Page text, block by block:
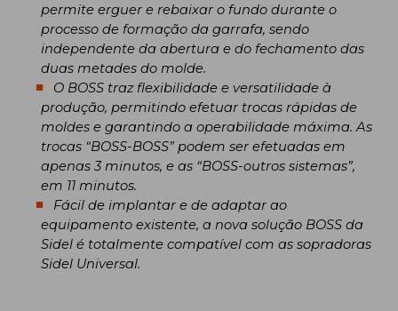
permite erguer e rebaixar o fundo durante o
processo de formação da garrafa, sendo
independente da abertura e do fechamento das
duas metades do molde.
O BOSS traz flexibilidade e versatilidade à
produção, permitindo efetuar trocas rápidas de
moldes e garantindo a operabilidade máxima. As
trocas “BOSS-BOSS” podem ser efetuadas em
apenas 3 minutos, e as “BOSS-outros sistemas”,
em 11 minutos.
Fácil de implantar e de adaptar ao
equipamento existente, a nova solução BOSS da
Sidel é totalmente compatível com as sopradoras
Sidel Universal.